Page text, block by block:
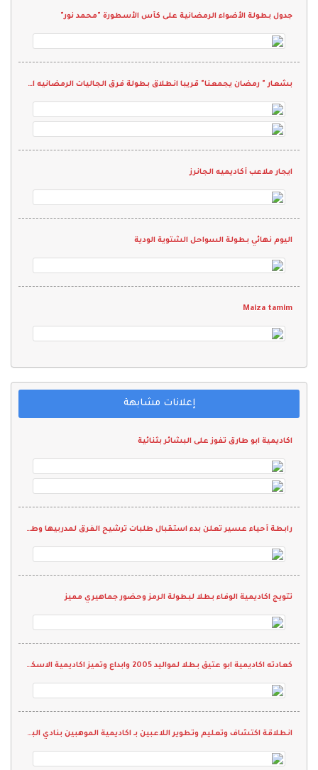
جدول بطولة الأضواء الرمضانية على كأس الأسطورة "محمد نور"
بشعار " رمضان يجمعنا" قريبا انطلاق بطولة فرق الجاليات الرمضانيه الثانيه 2022
ايجار ملاعب أكاديميه الجانرز
اليوم نهائي بطولة السواحل الشتوية الودية
Maiza tamim
إعلانات مشابهة
اكاديمية ابو طارق تفوز على البشائر بثنائية
رابطة أحياء عسير تعلن بدء استقبال طلبات ترشيح الفرق لمدربيها وطلب انضمام حكام إلى اللجنة
تتويج اكاديمية الوفاء بطلا لبطولة الرمز وحضور جماهيري مميز
كعادته اكاديمية ابو عتيق بطلا لمواليد 2005 وابداع وتميز اكاديمية الاسكان يتوج بطلا لمواليد 2003 لكاس الرابطة للأكاديميات
انطلاقة اكتشاف وتعليم وتطوير اللاعبين بـ اكاديمية الموهبين بنادي الباطن